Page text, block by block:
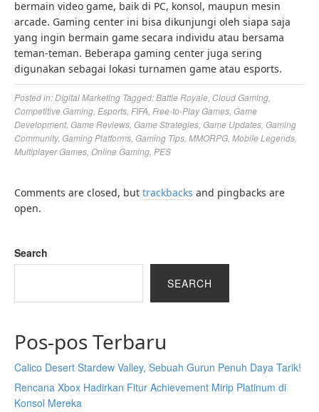
bermain video game, baik di PC, konsol, maupun mesin
arcade. Gaming center ini bisa dikunjungi oleh siapa saja
yang ingin bermain game secara individu atau bersama
teman-teman. Beberapa gaming center juga sering
digunakan sebagai lokasi turnamen game atau esports.
Posted in:Digital Marketing Tagged:Battle Royale Cloud Gaming
Competitive Gaming Esports FIFA Free-to-Play Games Game
Development, Game Reviews Game Strategies Game Updates Gaming
Community, Gaming Platforms Gaming Tips MMORPG Mobile Legends
Multiplayer Games Online Gaming PES
Comments are closed, but trackbacks and pingbacks are
open.
Search
SEARCH
Pos-pos Terbaru
Calico Desert Stardew Valley, Sebuah Gurun Penuh Daya Tarik!
Rencana Xbox Hadirkan Fitur Achievement Mirip Platinum di
Konsol Mereka